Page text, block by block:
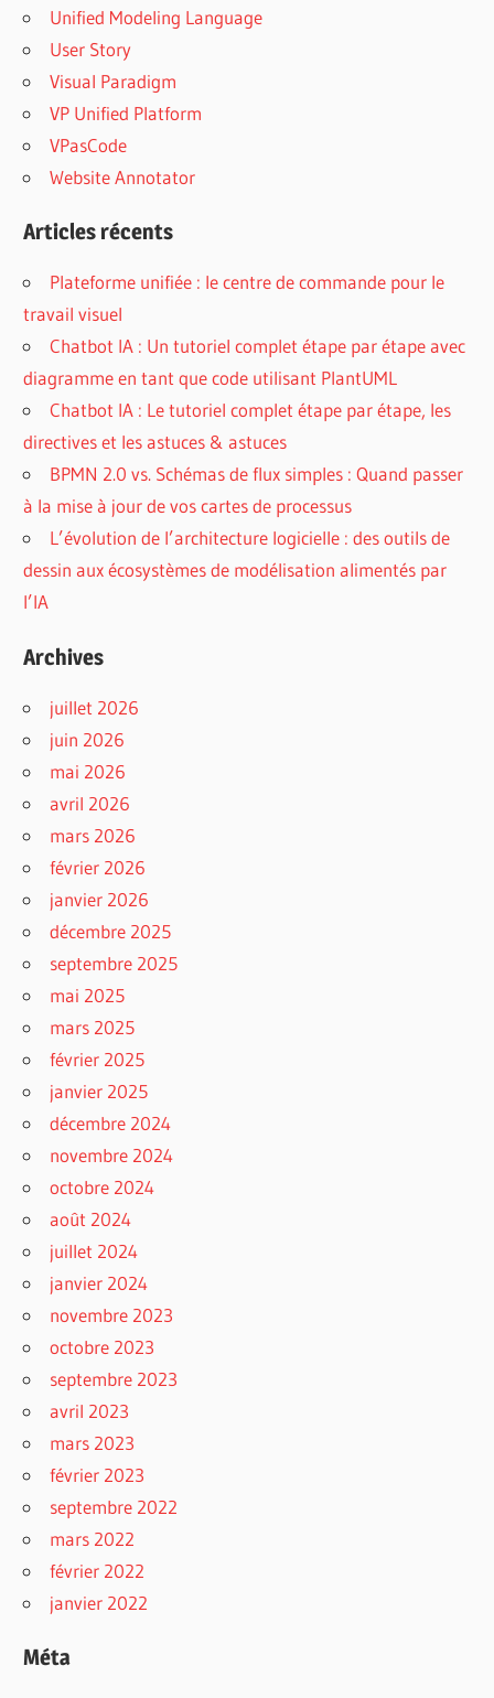
Unified Modeling Language
User Story
Visual Paradigm
VP Unified Platform
VPasCode
Website Annotator
Articles récents
Plateforme unifiée : le centre de commande pour le
travail visuel
Chatbot IA : Un tutoriel complet étape par étape avec
diagramme en tant que code utilisant PlantUML
Chatbot IA : Le tutoriel complet étape par étape, les
directives et les astuces & astuces
BPMN 2.0 vs. Schémas de flux simples : Quand passer
à la mise à jour de vos cartes de processus
L’évolution de l’architecture logicielle : des outils de
dessin aux écosystèmes de modélisation alimentés par
l’IA
Archives
juillet 2026
juin 2026
mai 2026
avril 2026
mars 2026
février 2026
janvier 2026
décembre 2025
septembre 2025
mai 2025
mars 2025
février 2025
janvier 2025
décembre 2024
novembre 2024
octobre 2024
août 2024
juillet 2024
janvier 2024
novembre 2023
octobre 2023
septembre 2023
avril 2023
mars 2023
février 2023
septembre 2022
mars 2022
février 2022
janvier 2022
Méta